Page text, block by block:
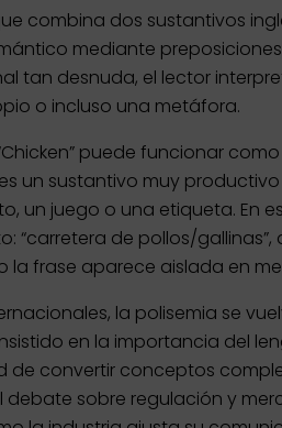
combina dos sustantivos
mediante preposiciones
tan desnuda, el lector
o incluso una metáfora.
puede funcionar
un sustantivo muy
un juego o una etiqueta. En
“carretera de pollos/
frase aparece aislada en
la polisemia se
en la importancia del
convertir conceptos
debate sobre regulación y